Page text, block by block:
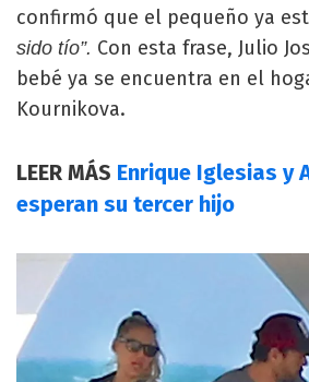
confirmó que el pequeño ya
sido tío”. Con esta frase, Julio
bebé ya se encuentra en el
Kournikova.
LEER MÁS Enrique Iglesias y
esperan su tercer hijo